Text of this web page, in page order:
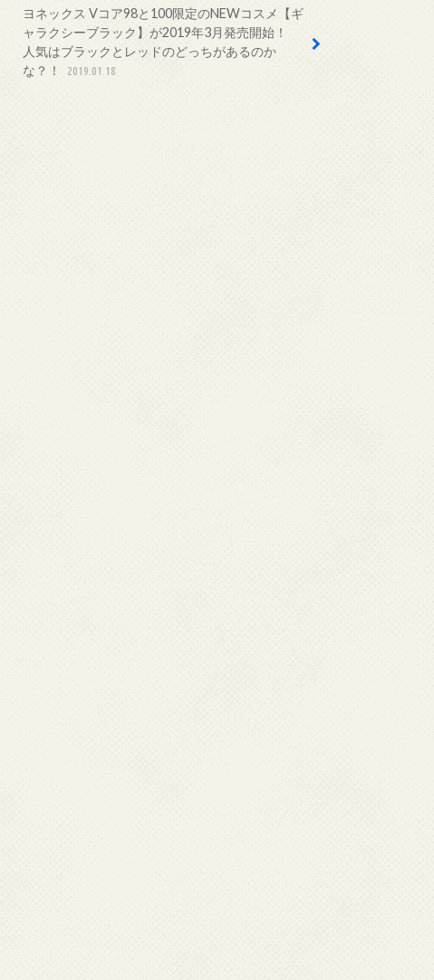
ヨネックス Vコア98と100限定のNEWコスメ【ギ
ャラクシーブラック】が2019年3月発売開始！
人気はブラックとレッドのどっちがあるのか
な？！
2019.01.18